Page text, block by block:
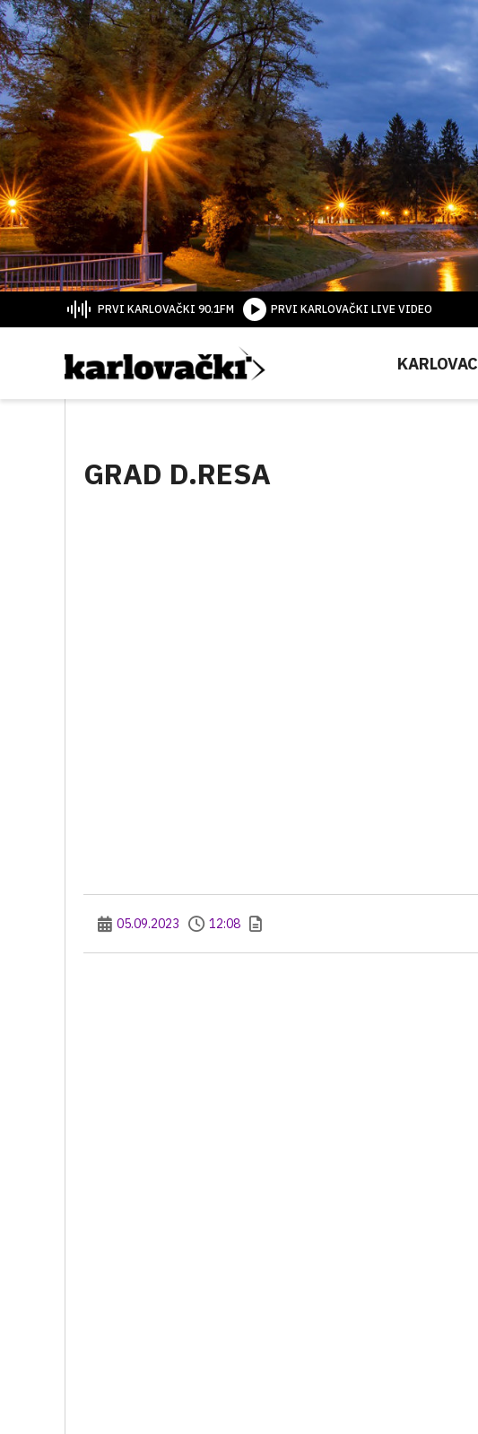
PRVI KARLOVAČKI 90.1FM PRVI KARLOVAČKI LIVE VIDEO
KARLOVAC
GRAD D.RESA
05.09.2023 12:08